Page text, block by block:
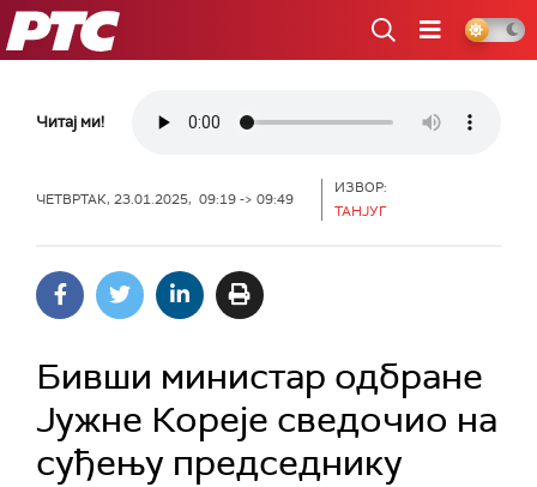
РТС
Читај ми!
ЧЕТВРТАК, 23.01.2025, 09:19 -> 09:49
ИЗВОР:
ТАНЈУГ
Бивши министар одбране
Јужне Кореје сведочио на
суђењу председнику